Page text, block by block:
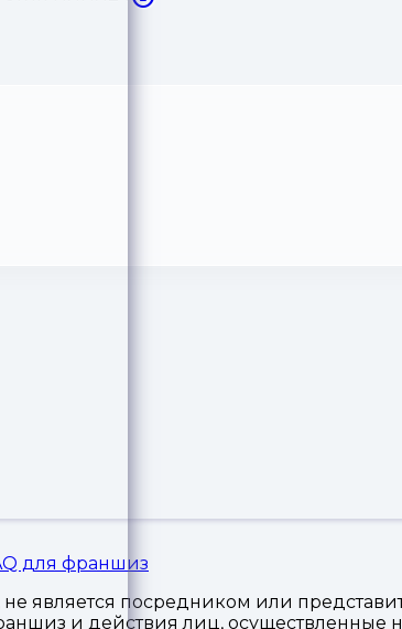
для франшиз
является посредником или
и действия лиц,